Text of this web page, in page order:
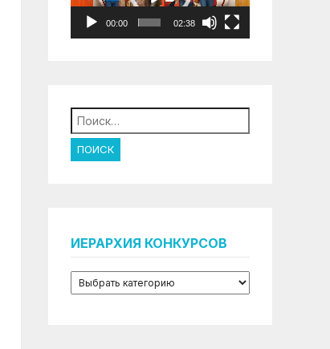
00:00 02:38
Найти:
ИЕРАРХИЯ КОНКУРСОВ